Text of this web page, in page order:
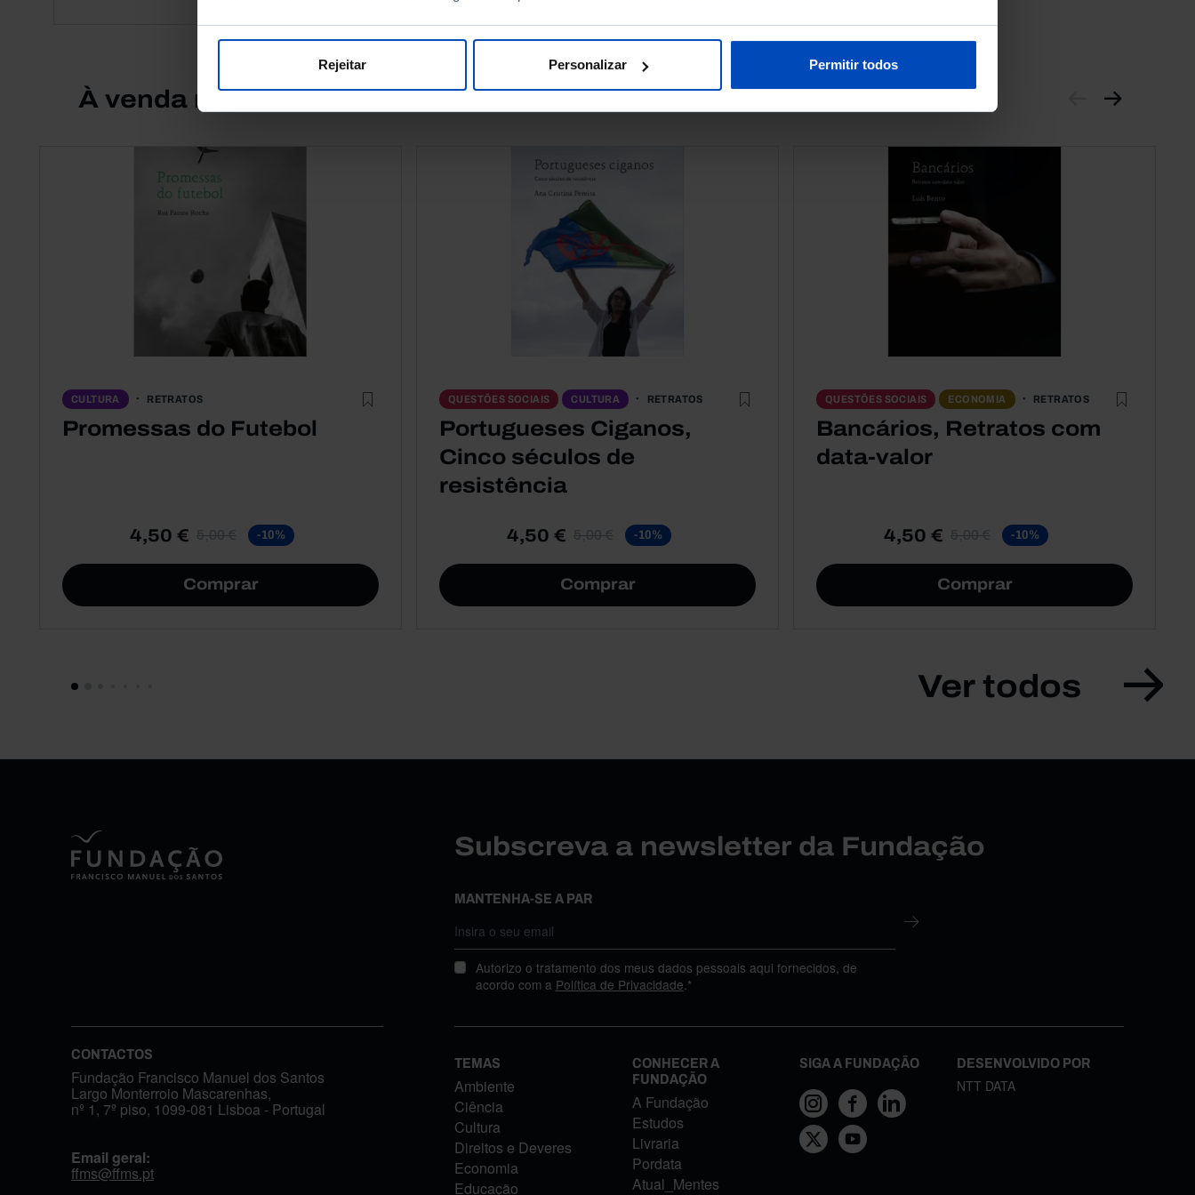
Rejeitar Personalizar Permitir todos
À venda na Livraria
CULTURA RETRATOS
Promessas do Futebol
4,50 € 5,00 € -10%
Comprar
QUESTÕES SOCIAIS CULTURA RETRATOS
Portugueses Ciganos,
Cinco séculos de
resistência
4,50 € 5,00 € -10%
Comprar
QUESTÕES SOCIAIS ECONOMIA RETRATOS
Bancários, Retratos com
data-valor
4,50 € 5,00 € -10%
Comprar
Ver todos
Subscreva a newsletter da Fundação
MANTENHA-SE A PAR
Autorizo o tratamento dos meus dados pessoais aqui fornecidos, de
acordo com a Política de Privacidade .*
CONTACTOS
Fundação Francisco Manuel dos Santos
Largo Monterroio Mascarenhas,
nº 1, 7º piso, 1099-081 Lisboa - Portugal
Email geral:
ffms@ffms.pt
TEMAS
Ambiente
Ciência
Cultura
Direitos e Deveres
Economia
Educação
CONHECER A
FUNDAÇÃO
A Fundação
Estudos
Livraria
Pordata
Atual_Mentes
SIGA A FUNDAÇÃO DESENVOLVIDO POR
NTT DATA